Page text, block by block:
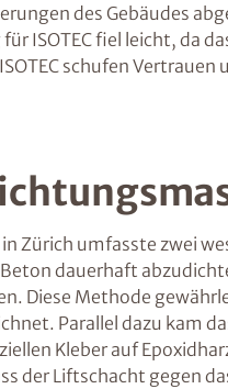
des Gebäudes
ISOTEC fiel leicht, da
schufen
Zürich umfasste zwei
dauerhaft
Diese Methode
Parallel dazu kam
Kleber auf
der Liftschacht gegen